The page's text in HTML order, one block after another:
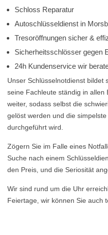
Schloss Reparatur
Autoschlüsseldienst in
Tresoröffnungen sicher &
Sicherheitsschlösser gegen
24h Kundenservice wir
Unser Schlüsselnotdienst bildet
seine Fachleute ständig in allen
weiter, sodass selbst die
gelöst werden und die
durchgeführt wird.
Zögern Sie im Falle eines
Suche nach einem
den Preis, und die Seriosität
Wir sind rund um die Uhr
Feiertage, wir können Sie auch